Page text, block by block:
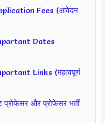
Fees (आवेदन
Dates
Links (महत्वपूर्ण
प्रोफेसर और प्रोफेसर भर्ती